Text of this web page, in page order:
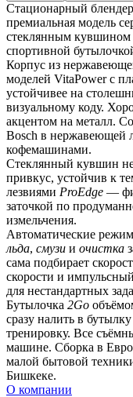
Стационарный блендер
премиальная модель
стеклянным кувшином
спортивной
Корпус из
моделей VitaPower с
устойчивее на
визуальному коду.
акцентом на металл.
Bosch в нержавеющей
кофемашинами.
Стеклянный кувшин
привкус, устойчив к
лезвиями ProEdge —
заточкой по
измельчения.
Автоматические
льда, смузи и очистка
сама подбирает
скорости и
для нестандартных
Бутылочка 2Go
сразу налить в
тренировку. Все
машине. Сборка в
малой бытовой
Бишкеке.
О компании